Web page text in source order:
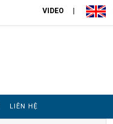
VIDEO
LIÊN HỆ